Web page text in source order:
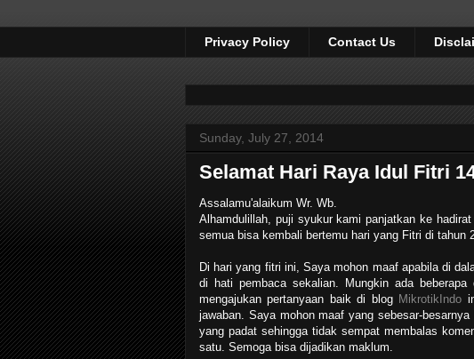
Privacy Policy Contact Us
Sunday, July 27, 2014
Selamat Hari Raya Idul Fitri
Assalamu'alaikum Wr. Wb.
Alhamdulillah, puji syukur kami panjatkan ke
semua bisa kembali bertemu hari yang Fitri di tahun
Di hari yang fitri ini, Saya mohon maaf apabila di
di hati pembaca sekalian. Mungkin ada
mengajukan pertanyaan baik di blog MikrotikIndo
jawaban. Saya mohon maaf yang sebesar-
yang padat sehingga tidak sempat membalas
satu. Semoga bisa dijadikan maklum.